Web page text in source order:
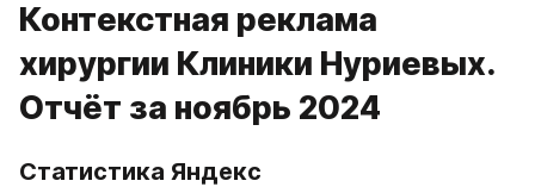
Контекстная реклама
хирургии Клиники Нуриевых.
Отчёт за ноябрь 2024
Статистика Яндекс